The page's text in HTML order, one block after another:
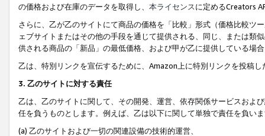
の価格および在庫のデータを取得し、 本ライセンスに定めるCreators
さらに、乙が乙のサイトにて商品の価格を「比較」形式（価格比較ツ
ェブサイトまたはその他の手段を通じて提供される、同じ、または類
供される商品の「新品」の最低価格、および甲が乙に提供している場
乙は、特別リンクを宣伝するために、Amazon上に特別リンクを投稿
3. 乙のサイトに対する責任
乙は、乙のサイトに関して、その開発、運営、依存関係サービスおよ
任を負うものとします。例えば、乙は以下に関して単独で責任を負い
(a) 乙のサイトおよび一切の関連設備の技術的運営、